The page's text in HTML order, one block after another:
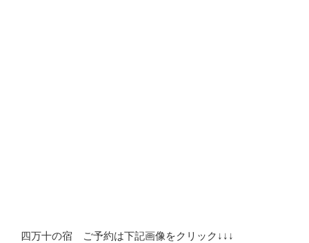
四万十の宿 ご予約は下記画像をクリック↓↓↓